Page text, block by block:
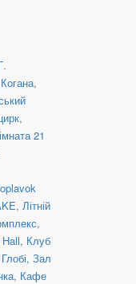
,
,
21
, Літній
,
, Клуб
, Зал
, Кафе